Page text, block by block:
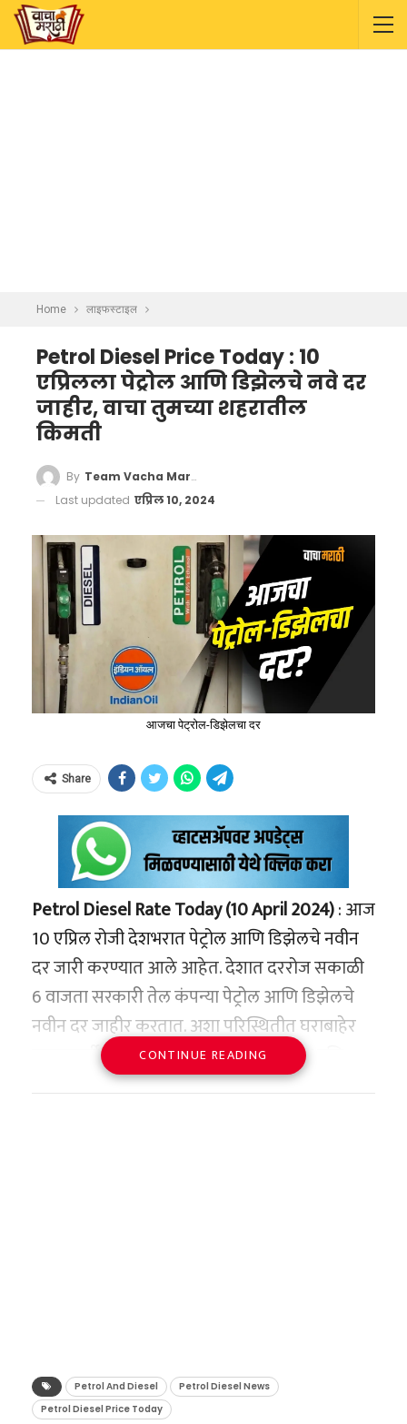
Home लाइफस्टाइल
Petrol Diesel Price Today : 10
एप्रिलला पेट्रोल आणि डिझेलचे नवे दर
जाहीर, वाचा तुमच्या शहरातील
किमती
By Team Vacha Marathi
Last updated एप्रिल 10, 2024
आजचा पेट्रोल-डिझेलचा दर
Share
Petrol Diesel Rate Today (10 April 2024): आज
10 एप्रिल रोजी देशभरात पेट्रोल आणि डिझेलचे नवीन
दर जारी करण्यात आले आहेत. देशात दररोज सकाळी
6 वाजता सरकारी तेल कंपन्या पेट्रोल आणि डिझेलचे
नवीन दर जाहीर करतात. अशा परिस्थितीत घराबाहेर
पडण्यापूर्वी जाणून घ्या तुमच्या शहरात पेट्रोल आणि
डिझेलचे दर काय आहेत.
CONTINUE READING
Petrol And Diesel
Petrol Diesel News
Petrol Diesel Price Today